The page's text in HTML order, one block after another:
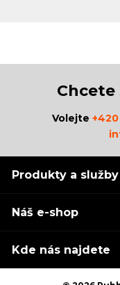
Chcete
Volejte +420
Produkty a služby
Náš e-shop
Kde nás najdete